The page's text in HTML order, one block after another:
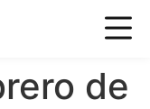
de